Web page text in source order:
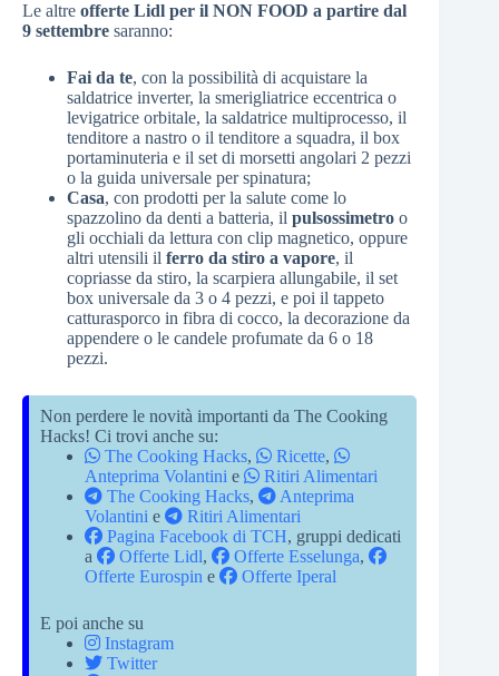
Le altre offerte Lidl per il NON FOOD a partire dal
9 settembre saranno:
Fai da te, con la possibilità di acquistare la
saldatrice inverter, la smerigliatrice eccentrica o
levigatrice orbitale, la saldatrice multiprocesso, il
tenditore a nastro o il tenditore a squadra, il box
portaminuteria e il set di morsetti angolari 2 pezzi
o la guida universale per spinatura;
Casa, con prodotti per la salute come lo
spazzolino da denti a batteria, il pulsossimetro o
gli occhiali da lettura con clip magnetico, oppure
altri utensili il ferro da stiro a vapore, il
copriasse da stiro, la scarpiera allungabile, il set
box universale da 3 o 4 pezzi, e poi il tappeto
catturasporco in fibra di cocco, la decorazione da
appendere o le candele profumate da 6 o 18
pezzi.
Non perdere le novità importanti da The Cooking
Hacks! Ci trovi anche su:
The Cooking Hacks, Ricette,
Anteprima Volantini e
Ritiri Alimentari
The Cooking Hacks,
Anteprima
Volantini e
Ritiri Alimentari
Pagina Facebook di TCH, gruppi dedicati
a
Offerte Lidl, Offerte Esselunga,
Offerte Eurospin e Offerte Iperal
E poi anche su
Instagram
Twitter